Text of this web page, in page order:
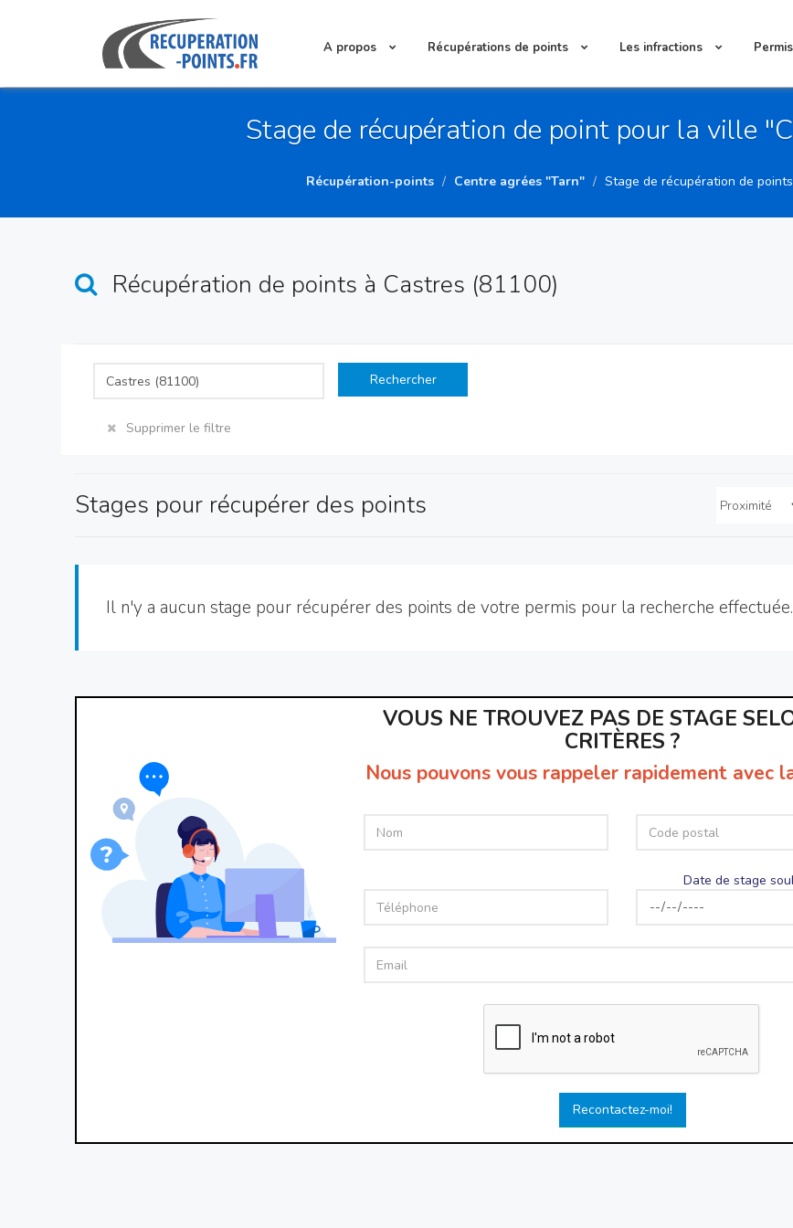
A propos Récupérations de points Les infractions
Stage de récupération de point pour la ville
Récupération-points Centre agrées "Tarn" Stage de récupération de
Récupération de points à Castres (81100)
Rechercher
Supprimer le filtre
Stages pour récupérer des points
Il n'y a aucun stage pour récupérer des points de votre permis pour la recherche effectuée.
VOUS NE TROUVEZ PAS DE STAGE
CRITÈRES ?
Nous pouvons vous rappeler rapidement avec
Date de stage
Recontactez-moi!